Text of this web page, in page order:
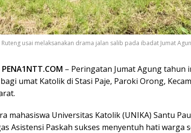
Ruteng usai melaksanakan drama jalan salib pada ibadat Jumat
– Peringatan Jumat Agung tahun
umat Katolik di Stasi Paje, Paroki Orong,
mahasiswa Universitas Katolik (UNIKA) Santu
Asistensi Paskah sukses menyentuh hati warga